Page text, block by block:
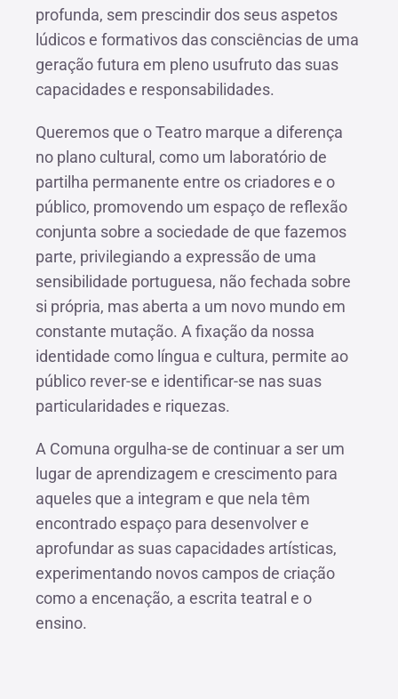
profunda, sem prescindir dos seus aspetos
lúdicos e formativos das consciências de uma
geração futura em pleno usufruto das suas
capacidades e responsabilidades.
Queremos que o Teatro marque a diferença
no plano cultural, como um laboratório de
partilha permanente entre os criadores e o
público, promovendo um espaço de reflexão
conjunta sobre a sociedade de que fazemos
parte, privilegiando a expressão de uma
sensibilidade portuguesa, não fechada sobre
si própria, mas aberta a um novo mundo em
constante mutação. A fixação da nossa
identidade como língua e cultura, permite ao
público rever-se e identificar-se nas suas
particularidades e riquezas.
A Comuna orgulha-se de continuar a ser um
lugar de aprendizagem e crescimento para
aqueles que a integram e que nela têm
encontrado espaço para desenvolver e
aprofundar as suas capacidades artísticas,
experimentando novos campos de criação
como a encenação, a escrita teatral e o
ensino.